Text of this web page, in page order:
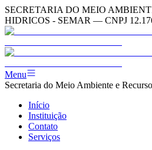
SECRETARIA DO MEIO
HIDRICOS - SEMAR — CNPJ
Menu
Secretaria do Meio Ambiente e
Início
Instituição
Contato
Serviços